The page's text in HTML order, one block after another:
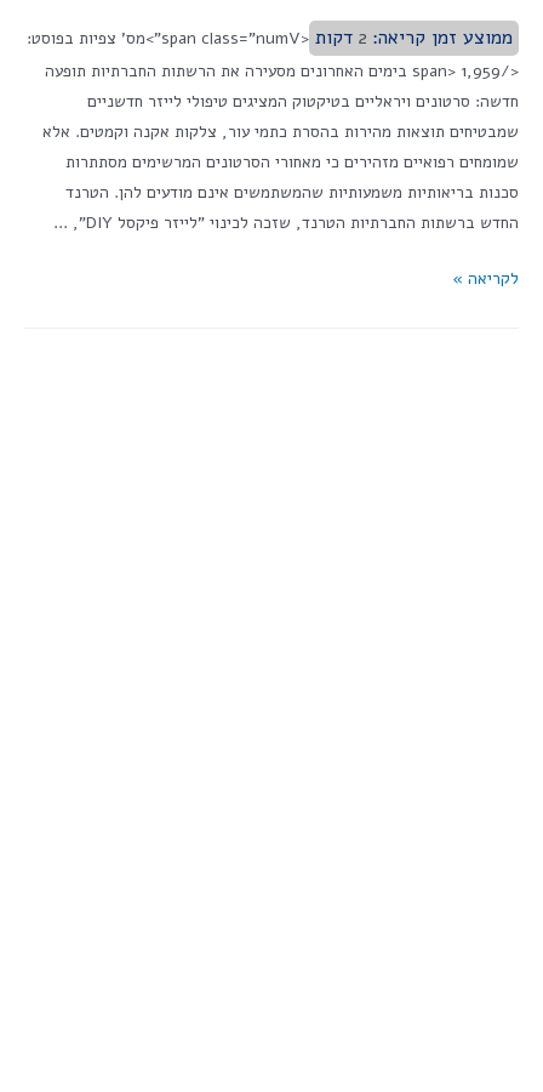
ממוצע זמן קריאה: 2 דקות
<span class="numV">מס' צפיות בפוסט:
</span> 1,959 בימים האחרונים מסעירה את הרשתות החברתיות תופעה
חדשה: סרטונים ויראליים בטיקטוק המציגים טיפולי לייזר חדשניים
שמבטיחים תוצאות מהירות בהסרת כתמי עור, צלקות אקנה וקמטים. אלא
שמומחים רפואיים מזהירים כי מאחורי הסרטונים המרשימים מסתתרות
סכנות בריאותיות משמעותיות שהמשתמשים אינם מודעים להן. הטרנד
החדש ברשתות החברתיות הטרנד, שזכה לכינוי "לייזר פיקסל DIY", …
לקריאה »